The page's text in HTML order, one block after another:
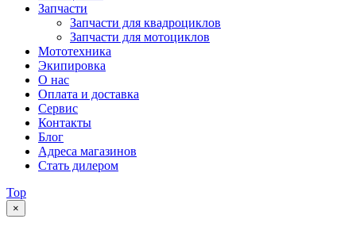
Запчасти
Запчасти для квадроциклов
Запчасти для мотоциклов
Мототехника
Экипировка
О нас
Оплата и доставка
Сервис
Контакты
Блог
Адреса магазинов
Стать дилером
Top
×